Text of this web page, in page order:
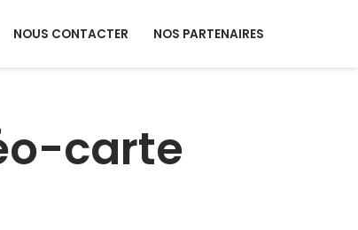
NOUS CONTACTER NOS PARTENAIRES
carte